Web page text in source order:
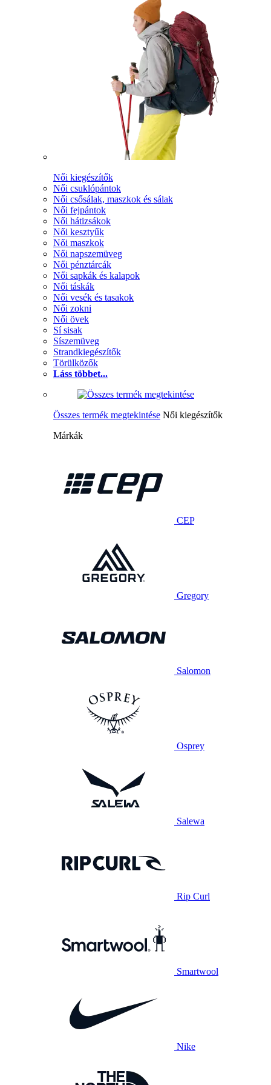
Női kiegészítők
Női csuklópántok
Női csősálak, maszkok és sálak
Női fejpántok
Női hátizsákok
Női kesztyűk
Női maszkok
Női napszemüveg
Női pénztárcák
Női sapkák és kalapok
Női táskák
Női vesék és tasakok
Női zokni
Női övek
Sí sisak
Síszemüveg
Strandkiegészítők
Törülközők
Láss többet...
Összes termék megtekintése Női kiegészítők
Márkák
CEP
Gregory
Salomon
Osprey
Salewa
Rip Curl
Smartwool
Nike